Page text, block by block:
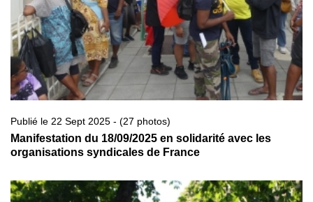
Publié le 22 Sept 2025 - (27 photos)
Manifestation du 18/09/2025 en solidarité avec les
organisations syndicales de France